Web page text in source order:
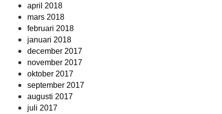
april 2018
mars 2018
februari 2018
januari 2018
december 2017
november 2017
oktober 2017
september 2017
augusti 2017
juli 2017